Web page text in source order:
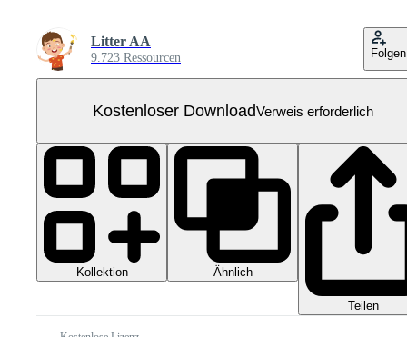
Litter AA
9.723 Ressourcen Folgen
Kostenloser DownloadVerweis erforderlich
Kollektion Ähnlich
Teilen